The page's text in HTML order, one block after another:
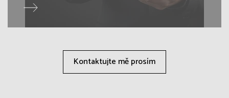
Kontaktujte mě prosím